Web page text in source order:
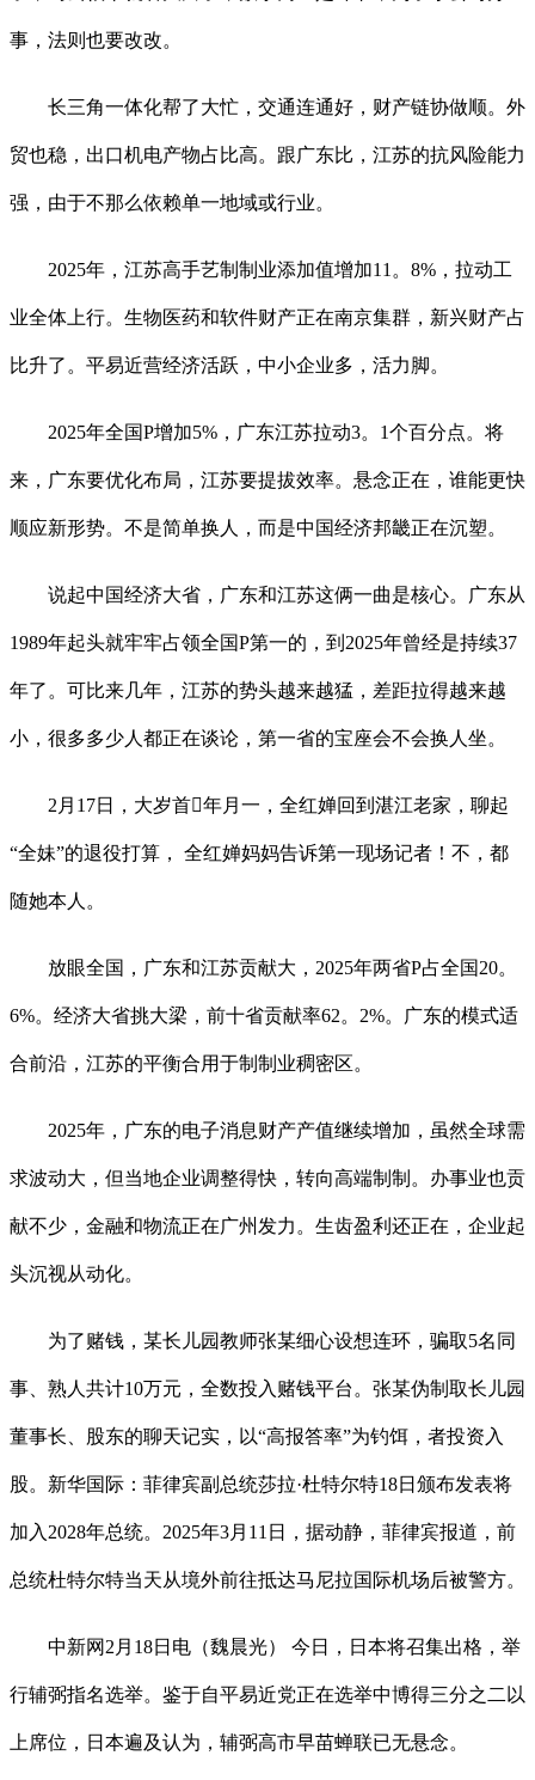
事，法则也要改改。
长三角一体化帮了大忙，交通连通好，财产链协做顺。外
贸也稳，出口机电产物占比高。跟广东比，江苏的抗风险能力
强，由于不那么依赖单一地域或行业。
2025年，江苏高手艺制制业添加值增加11。8%，拉动工
业全体上行。生物医药和软件财产正在南京集群，新兴财产占
比升了。平易近营经济活跃，中小企业多，活力脚。
2025年全国P增加5%，广东江苏拉动3。1个百分点。将
来，广东要优化布局，江苏要提拔效率。悬念正在，谁能更快
顺应新形势。不是简单换人，而是中国经济邦畿正在沉塑。
说起中国经济大省，广东和江苏这俩一曲是核心。广东从
1989年起头就牢牢占领全国P第一的，到2025年曾经是持续37
年了。可比来几年，江苏的势头越来越猛，差距拉得越来越
小，很多多少人都正在谈论，第一省的宝座会不会换人坐。
2月17日，大岁首年月一，全红婵回到湛江老家，聊起
“全妹”的退役打算， 全红婵妈妈告诉第一现场记者！不，都
随她本人。
放眼全国，广东和江苏贡献大，2025年两省P占全国20。
6%。经济大省挑大梁，前十省贡献率62。2%。广东的模式适
合前沿，江苏的平衡合用于制制业稠密区。
2025年，广东的电子消息财产产值继续增加，虽然全球需
求波动大，但当地企业调整得快，转向高端制制。办事业也贡
献不少，金融和物流正在广州发力。生齿盈利还正在，企业起
头沉视从动化。
为了赌钱，某长儿园教师张某细心设想连环，骗取5名同
事、熟人共计10万元，全数投入赌钱平台。张某伪制取长儿园
董事长、股东的聊天记实，以“高报答率”为钓饵，者投资入
股。新华国际：菲律宾副总统莎拉·杜特尔特18日颁布发表将
加入2028年总统。2025年3月11日，据动静，菲律宾报道，前
总统杜特尔特当天从境外前往抵达马尼拉国际机场后被警方。
中新网2月18日电（魏晨光） 今日，日本将召集出格，举
行辅弼指名选举。鉴于自平易近党正在选举中博得三分之二以
上席位，日本遍及认为，辅弼高市早苗蝉联已无悬念。